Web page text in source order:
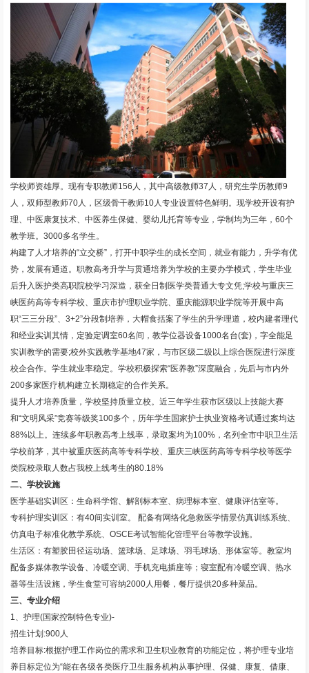
学校师资雄厚。现有专职教师156人，其中高级教师37人，研究生学历教师9
人，双师型教师70人，区级骨干教师10人专业设置特色鲜明。现学校开设有护
理、中医康复技术、中医养生保健、婴幼儿托育等专业，学制均为三年，60个
教学班。3000多名学生。
构建了人才培养的“立交桥”，打开中职学生的成长空间，就业有能力，升学有优
势，发展有通道。职教高考升学与贯通培养为学校的主要办学模式，学生毕业
后升入医护类高职院校学习深造，获全日制医学类普通大专文凭;学校与重庆三
峡医药高等专科学校、重庆市护理职业学院、重庆能源职业学院等开展中高
职“三三分段”、3+2”分段制培养，大帽食括案了学生的升学理道，校内建者理代
和经业实训其情，定验定调室60名间，教学位器设备1000名台(套)，字全能足
实训教学的需要;校外实践教学基地47家，与市区级二级以上综合医院进行深度
校企合作。学生就业率稳定。学校积极探索“医养教”深度融合，先后与市内外
200多家医疗机构建立长期稳定的合作关系。
提升人才培养质量，学校坚持质量立校。近三年学生获市区级以上技能大赛
和“文明风采”竞赛等级奖100多个，历年学生国家护士执业资格考试通过案均达
88%以上。连续多年职教高考上线率，录取案均为100%，名列全市中职卫生活
学校前茅，其中被重庆医药高等专科学校、重庆三峡医药高等专科学校等医学
类院校录取人数占我校上线考生的80.18%
二、学校设施
医学基础实训区：生命科学馆、解剖标本室、病理标本室、健康评估室等。
专科护理实训区：有40间实训室。
配备有网络化急救医学情景仿真训练系统、
仿真电子标准化教学系统、OSCE考试智能化管理平台等教学设施。
生活区：有塑胶田径运动场、篮球场、足球场、羽毛球场、形体室等。教室均
配备多媒体教学设备、冷暖空调、手机充电插座等；寝室配有冷暖空调、热水
器等生活设施，学生食堂可容纳2000人用餐，餐厅提供20多种菜品。
三、专业介绍
1、护理(国家控制特色专业)-
招生计划:900人
培养目标:根据护理工作岗位的需求和卫生职业教育的功能定位，将护理专业培
养目标定位为“能在各级各类医疗卫生服务机构从事护理、保健、康复、借康、